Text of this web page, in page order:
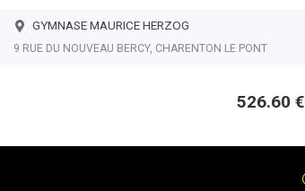
GYMNASE MAURICE HERZOG
9 RUE DU NOUVEAU BERCY, CHARENTON LE PONT
526.60 €